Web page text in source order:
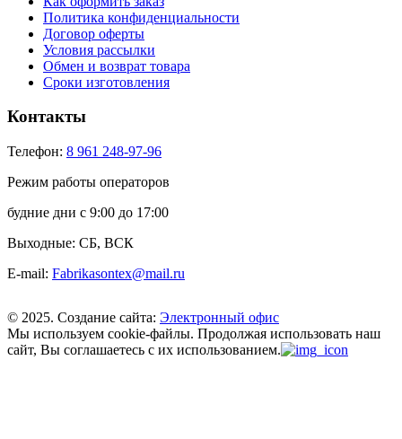
Политика конфиденциальности
Договор оферты
Условия рассылки
Обмен и возврат товара
Сроки изготовления
Контакты
Телефон: 8 961 248-97-96
Режим работы операторов
будние дни с 9:00 до 17:00
Выходные: СБ, ВСК
E-mail: Fabrikasontex@mail.ru
© 2025. Создание сайта: Электронный офис
Мы используем cookie-файлы. Продолжая использовать наш
сайт, Вы соглашаетесь с их использованием.